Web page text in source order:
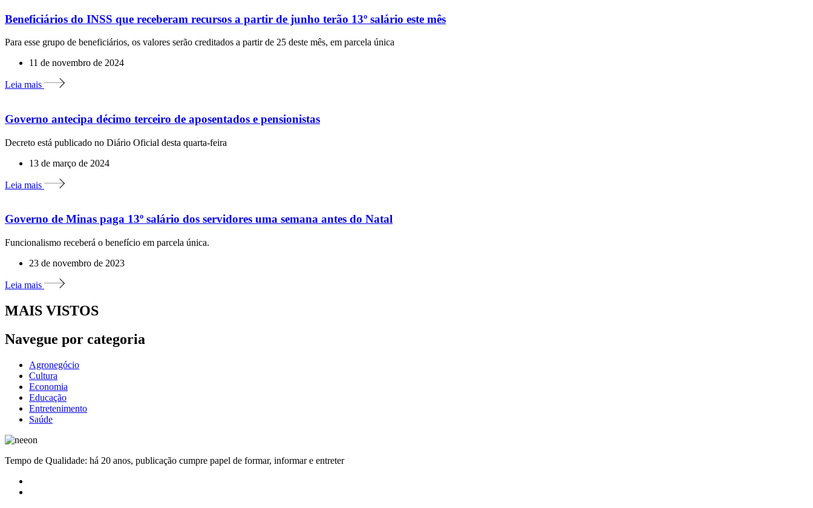
Beneficiários do INSS que receberam recursos a partir de junho terão 13º salário este mês
Para esse grupo de beneficiários, os valores serão creditados a partir de 25 deste mês, em parcela única
11 de novembro de 2024
Leia mais
Governo antecipa décimo terceiro de aposentados e pensionistas
Decreto está publicado no Diário Oficial desta quarta-feira
13 de março de 2024
Leia mais
Governo de Minas paga 13º salário dos servidores uma semana antes do Natal
Funcionalismo receberá o benefício em parcela única.
23 de novembro de 2023
Leia mais
MAIS VISTOS
Navegue por categoria
Agronegócio
Cultura
Economia
Educação
Entretenimento
Saúde
Tempo de Qualidade: há 20 anos, publicação cumpre papel de formar, informar e entreter